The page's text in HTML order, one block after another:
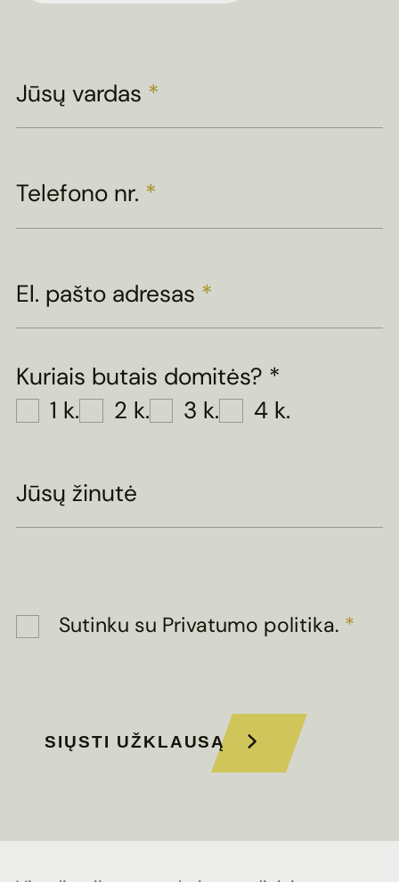
Jūsų vardas *
Telefono nr. *
El. pašto adresas *
Kuriais butais domitės? *
1 k.
2 k. 3 k. 4 k.
Jūsų žinutė
Sutinku su Privatumo politika. *
SIŲSTI UŽKLAUSĄ